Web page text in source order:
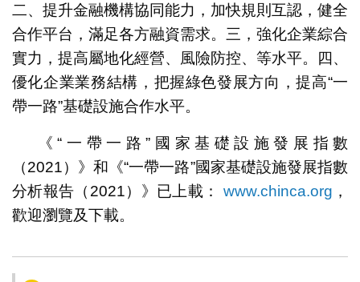
二、提升金融機構協同能力，加快規則互認，健全
合作平台，滿足各方融資需求。三，強化企業綜合
實力，提高屬地化經營、風險防控、等水平。四、
優化企業業務結構，把握綠色發展方向，提高“一
帶一路”基礎設施合作水平。
《“一帶一路”國家基礎設施發展指數
（2021）》和《“一帶一路”國家基礎設施發展指數
分析報告（2021）》已上載： www.chinca.org ，
歡迎瀏覽及下載。